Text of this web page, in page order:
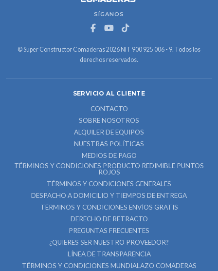
SÍGANOS
© Super Constructor Comaderas 2026 NIT 900 925 006 - 9. Todos los
derechos reservados.
SERVICIO AL CLIENTE
CONTACTO
SOBRE NOSOTROS
ALQUILER DE EQUIPOS
NUESTRAS POLÍTICAS
MEDIOS DE PAGO
TÉRMINOS Y CONDICIONES PRODUCTO REDIMIBLE PUNTOS
ROJOS
TÉRMINOS Y CONDICIONES GENERALES
DESPACHO A DOMICILIO Y TIEMPOS DE ENTREGA
TÉRMINOS Y CONDICIONES ENVÍOS GRATIS
DERECHO DE RETRACTO
PREGUNTAS FRECUENTES
¿QUIERES SER NUESTRO PROVEEDOR?
LÍNEA DE TRANSPARENCIA
TÉRMINOS Y CONDICIONES MUNDIALAZO COMADERAS